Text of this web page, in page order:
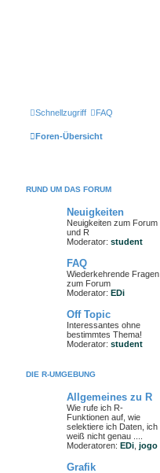
Schnellzugriff FAQ
Foren-Übersicht
RUND UM DAS FORUM
Neuigkeiten
Neuigkeiten zum Forum
und R
Moderator: student
FAQ
Wiederkehrende Fragen
zum Forum
Moderator: EDi
Off Topic
Interessantes ohne
bestimmtes Thema!
Moderator: student
DIE R-UMGEBUNG
Allgemeines zu R
Wie rufe ich R-
Funktionen auf, wie
selektiere ich Daten, ich
weiß nicht genau ....
Moderatoren: EDi jogo
Grafik